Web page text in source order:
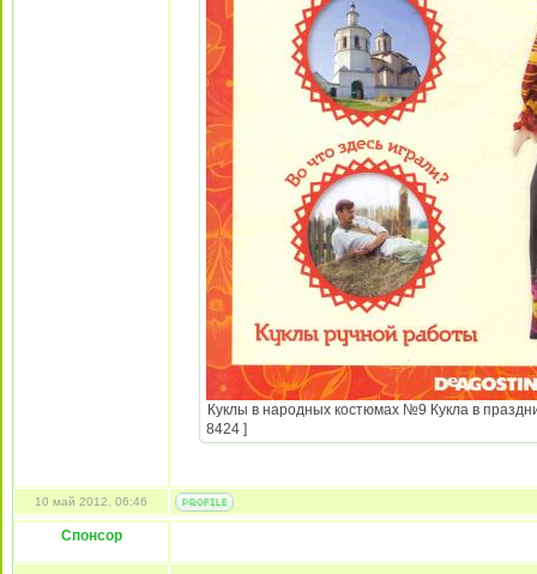
Куклы в народных костюмах №9 Кукла в
8424 ]
10 май 2012, 06:46
Спонсор